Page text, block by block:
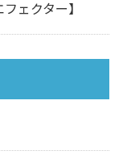
ェクター】